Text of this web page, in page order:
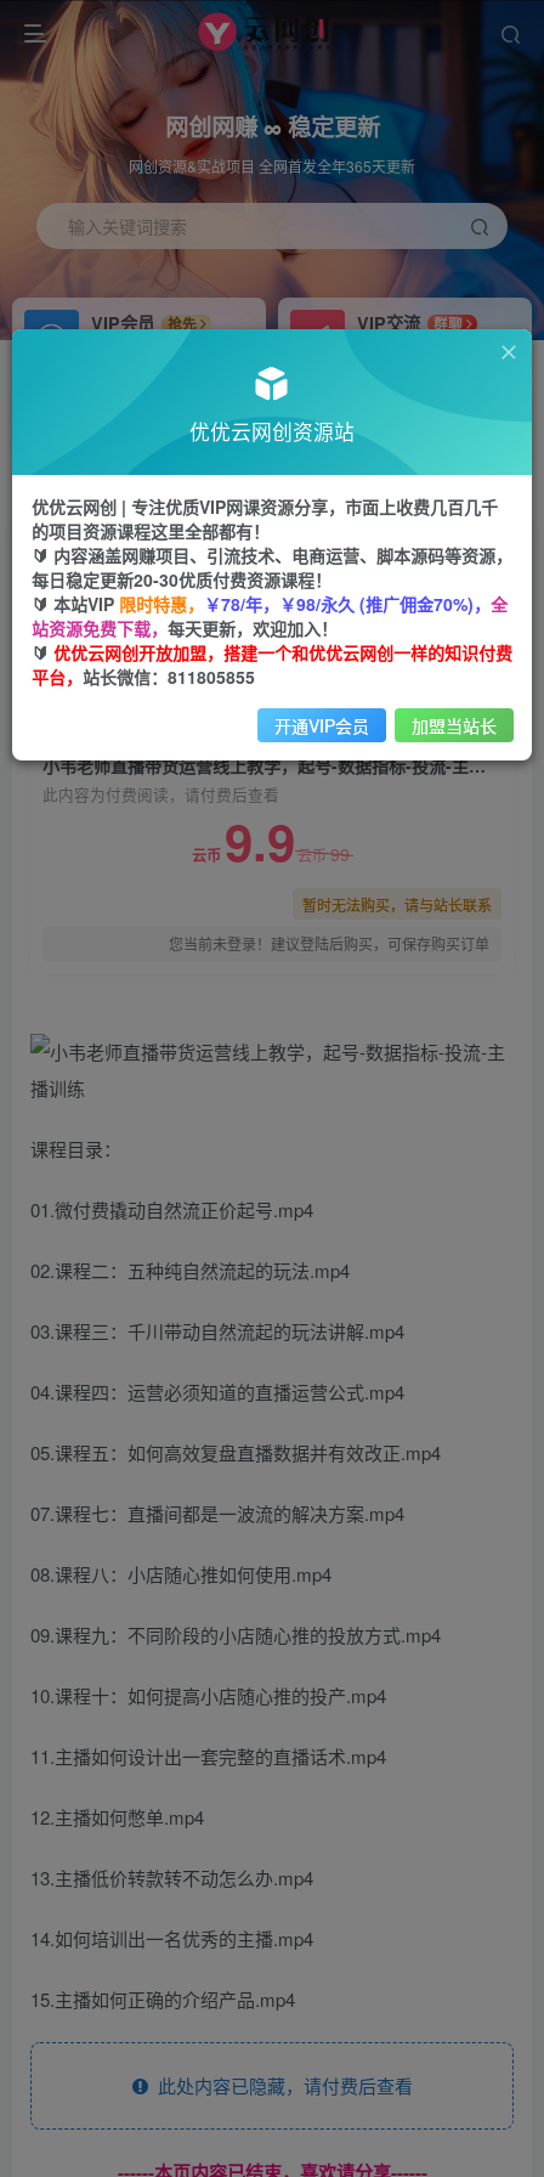
网创网赚 ∞ 稳定更新
网创资源&实战项目 全网首发全年365天更新
输入关键词搜索
VIP会员
抢先
免费下载全站资源
VIP交流
群聊
研究探讨更多创业项目路子。
站长V：hu91275
推荐
首页 冒泡网 正文
小韦老师直播带货运营线上教学，起号-数据指标-
投流-主播训练
优优云网创
2年前发布
关注 私信
小韦老师直播带货运营线上教学，起号-数据指标-投流-主播训练
此内容为付费阅读，请付费后查看
云币 9.9云币99
暂时无法购买，请与站长联系
您当前未登录！建议登陆后购买，可保存购买订单
课程目录：
01.微付费撬动自然流正价起号.mp4
02.课程二：五种纯自然流起的玩法.mp4
03.课程三：千川带动自然流起的玩法讲解.mp4
04.课程四：运营必须知道的直播运营公式.mp4
05.课程五：如何高效复盘直播数据并有效改正.mp4
07.课程七：直播间都是一波流的解决方案.mp4
08.课程八：小店随心推如何使用.mp4
09.课程九：不同阶段的小店随心推的投放方式.mp4
10.课程十：如何提高小店随心推的投产.mp4
11.主播如何设计出一套完整的直播话术.mp4
12.主播如何憋单.mp4
13.主播低价转款转不动怎么办.mp4
14.如何培训出一名优秀的主播.mp4
15.主播如何正确的介绍产品.mp4
此处内容已隐藏，请付费后查看
优优云网创资源站
优优云网创 | 专注优质VIP网课资源分享，市面上收费几百几千
的项目资源课程这里全部都有！
🔰 内容涵盖网赚项目、引流技术、电商运营、脚本源码等资源，
每日稳定更新20-30优质付费资源课程！
🔰 本站VIP 限时特惠， ￥78/年，￥98/永久 (推广佣金70%)， 全
站资源免费下载， 每天更新，欢迎加入！
🔰 优优云网创开放加盟，搭建一个和优优云网创一样的知识付费
平台， 站长微信：811805855
开通VIP会员 加盟当站长